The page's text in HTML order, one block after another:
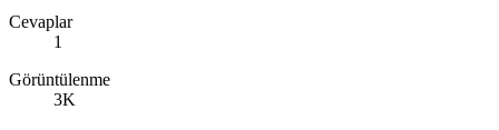
Cevaplar
1
Görüntülenme
3K